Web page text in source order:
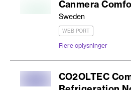
Canmera
Sweden
WEB PORT
Flere oplysninger
CO2OLTEC